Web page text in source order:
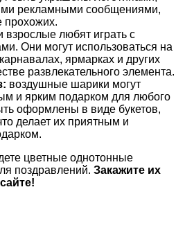
рекламными сообщениями,
прохожих.
взрослые любят играть с
Они могут использоваться на
ярмарках и других
развлекательного элемента.
воздушные шарики могут
и ярким подарком для любого
оформлены в виде букетов,
делает их приятным и
цветные однотонные
поздравлений. Закажите их